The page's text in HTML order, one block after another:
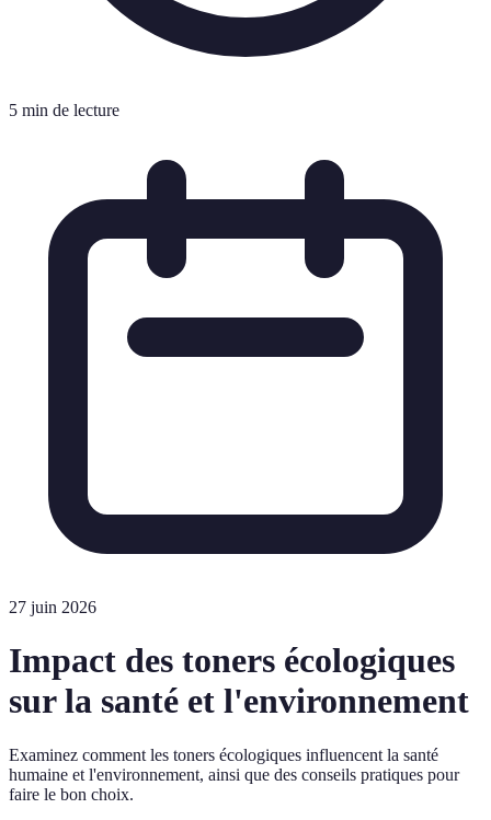
5 min de lecture
27 juin 2026
Impact des toners écologiques
sur la santé et l'environnement
Examinez comment les toners écologiques influencent la santé
humaine et l'environnement, ainsi que des conseils pratiques pour
faire le bon choix.